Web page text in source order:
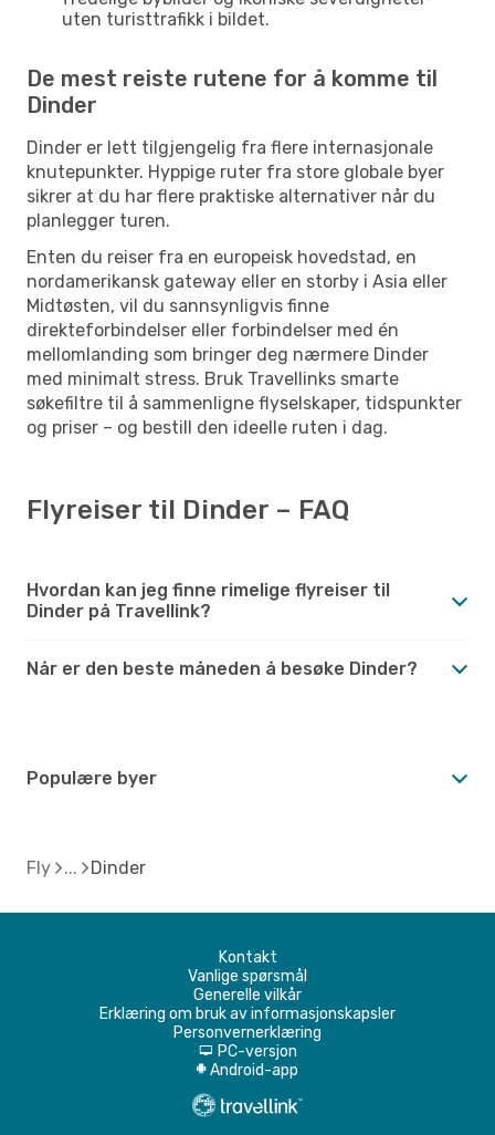
uten turisttrafikk i bildet.
De mest reiste rutene for å komme til
Dinder
Dinder er lett tilgjengelig fra flere internasjonale
knutepunkter. Hyppige ruter fra store globale byer
sikrer at du har flere praktiske alternativer når du
planlegger turen.
Enten du reiser fra en europeisk hovedstad, en
nordamerikansk gateway eller en storby i Asia eller
Midtøsten, vil du sannsynligvis finne
direkteforbindelser eller forbindelser med én
mellomlanding som bringer deg nærmere Dinder
med minimalt stress. Bruk Travellinks smarte
søkefiltre til å sammenligne flyselskaper, tidspunkter
og priser – og bestill den ideelle ruten i dag.
Flyreiser til Dinder – FAQ
Hvordan kan jeg finne rimelige flyreiser til
Dinder på Travellink?
Når er den beste måneden å besøke Dinder?
Populære byer
Fly Dinder
Kontakt
Vanlige spørsmål
Generelle vilkår
Erklæring om bruk av informasjonskapsler
Personvernerklæring
d PC-versjon
A Android-app